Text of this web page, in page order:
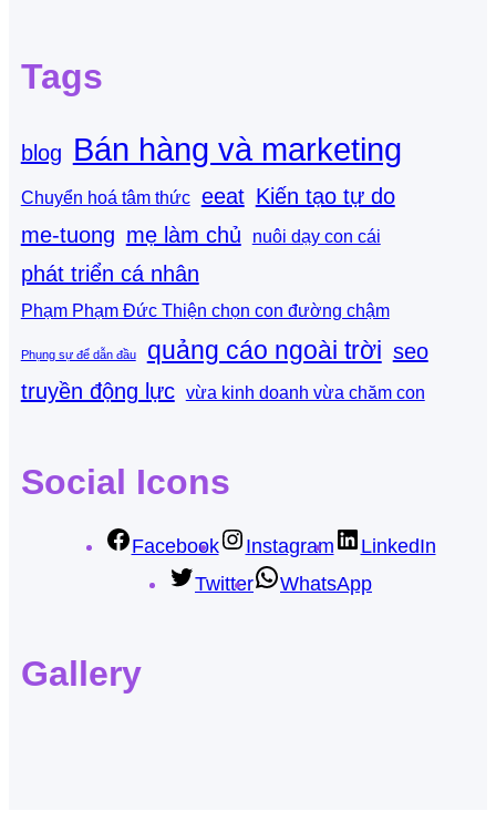
Tags
blog Bán hàng và marketing
Chuyển hoá tâm thức eeat Kiến tạo tự do
me-tuong mẹ làm chủ nuôi dạy con cái
phát triển cá nhân
Phạm Phạm Đức Thiện chọn con đường chậm
Phụng sự để dẫn đầu quảng cáo ngoài trời seo
truyền động lực vừa kinh doanh vừa chăm con
Social Icons
Facebook Instagram
LinkedIn
Twitter
WhatsApp
Gallery